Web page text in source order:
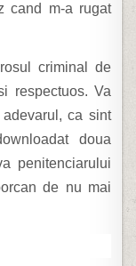
cand m-a rugat
criminal de
respectuos. Va
ca sint
doua
penitenciarului
de nu mai